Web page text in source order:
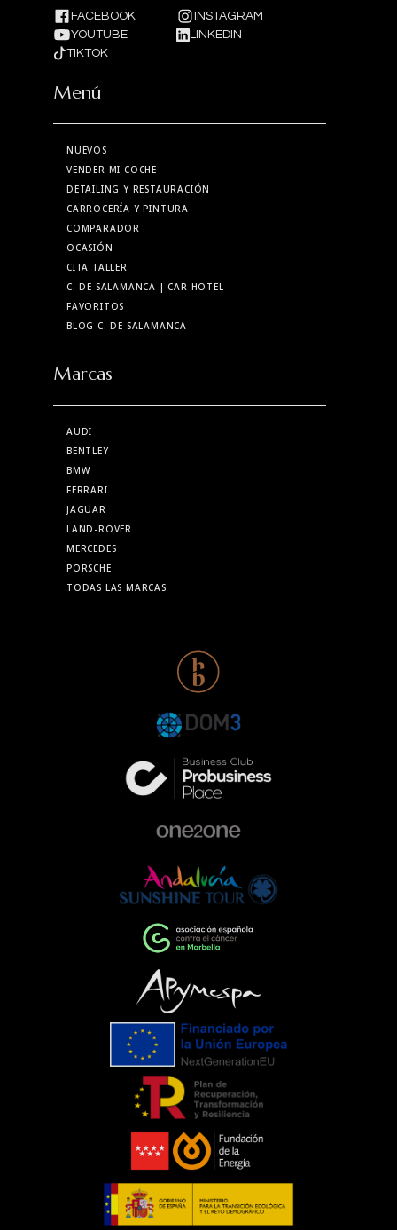
FACEBOOK
INSTAGRAM
YOUTUBE
LINKEDIN
TIKTOK
Menú
NUEVOS
VENDER MI COCHE
DETAILING Y RESTAURACIÓN
CARROCERÍA Y PINTURA
COMPARADOR
OCASIÓN
CITA TALLER
C. DE SALAMANCA | CAR HOTEL
FAVORITOS
BLOG C. DE SALAMANCA
Marcas
AUDI
BENTLEY
BMW
FERRARI
JAGUAR
LAND-ROVER
MERCEDES
PORSCHE
TODAS LAS MARCAS